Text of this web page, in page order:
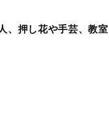
、押し花や手芸、教室